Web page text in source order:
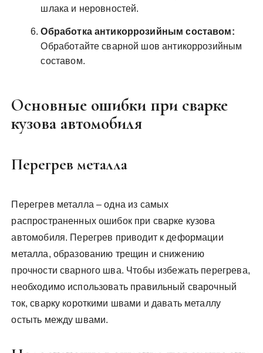
шлака и неровностей.
Обработка антикоррозийным составом:
Обработайте сварной шов антикоррозийным
составом.
Основные ошибки при сварке
кузова автомобиля
Перегрев металла
Перегрев металла – одна из самых
распространенных ошибок при сварке кузова
автомобиля. Перегрев приводит к деформации
металла, образованию трещин и снижению
прочности сварного шва. Чтобы избежать перегрева,
необходимо использовать правильный сварочный
ток, сварку короткими швами и давать металлу
остыть между швами.